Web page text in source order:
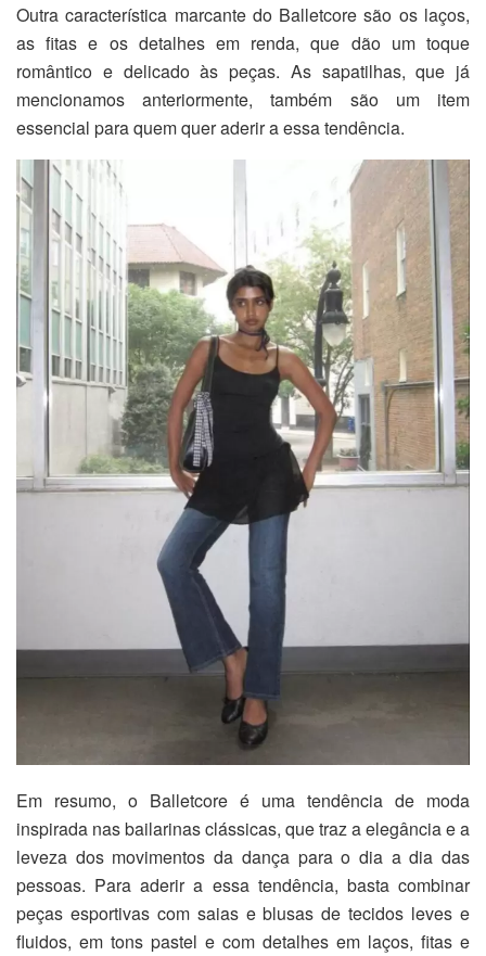
Outra característica marcante do Balletcore são os laços,
as fitas e os detalhes em renda, que dão um toque
romântico e delicado às peças. As sapatilhas, que já
mencionamos anteriormente, também são um item
essencial para quem quer aderir a essa tendência.
Em resumo, o Balletcore é uma tendência de moda
inspirada nas bailarinas clássicas, que traz a elegância e a
leveza dos movimentos da dança para o dia a dia das
pessoas. Para aderir a essa tendência, basta combinar
peças esportivas com saias e blusas de tecidos leves e
fluidos, em tons pastel e com detalhes em laços, fitas e